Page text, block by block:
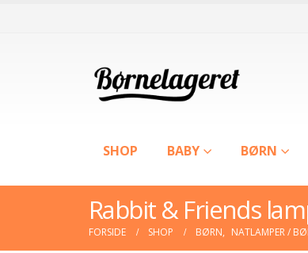
SHOP BABY BØRN
Rabbit & Friends
FORSIDE SHOP BØRN, NATLAMPER /